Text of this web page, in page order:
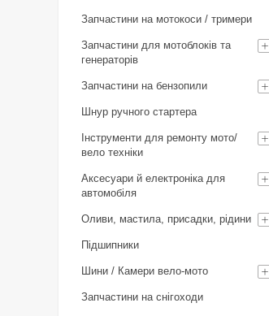
Запчастини на мотокоси / тримери
Запчастини для мотоблоків та
генераторів
Запчастини на бензопили
Шнур ручного стартера
Інструменти для ремонту мото/
вело техніки
Аксесуари й електроніка для
автомобіля
Оливи, мастила, присадки, рідини
Підшипники
Шини / Камери вело-мото
Запчастини на снігоходи